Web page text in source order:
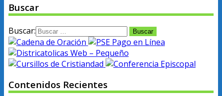
Buscar
Buscar:
Contenidos Recientes